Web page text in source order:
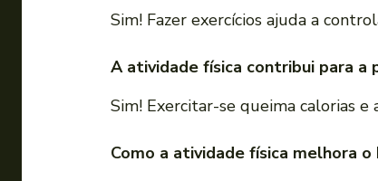
Sim! Fazer exercícios ajuda a
A atividade física contribui para a
Sim! Exercitar-se queima calorias
Como a atividade física melhora